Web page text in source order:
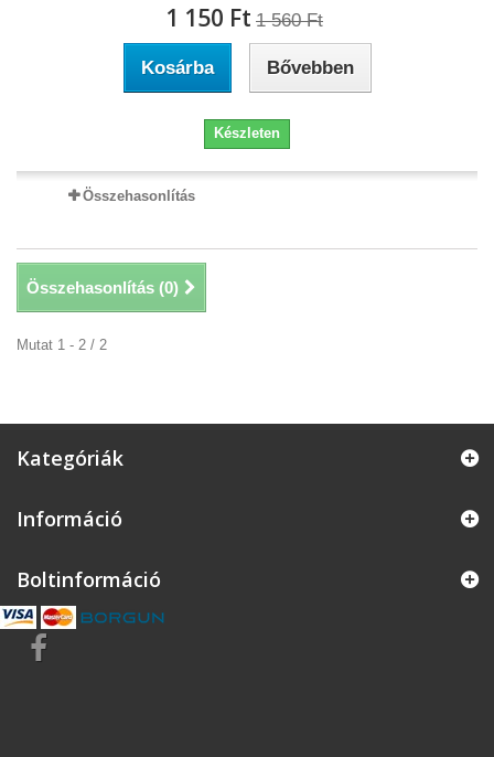
1 150 Ft‎ 1 560 Ft‎
Kosárba Bővebben
Készleten
Összehasonlítás
Összehasonlítás (0)
Mutat 1 - 2 / 2
Kategóriák
Információ
Boltinformáció